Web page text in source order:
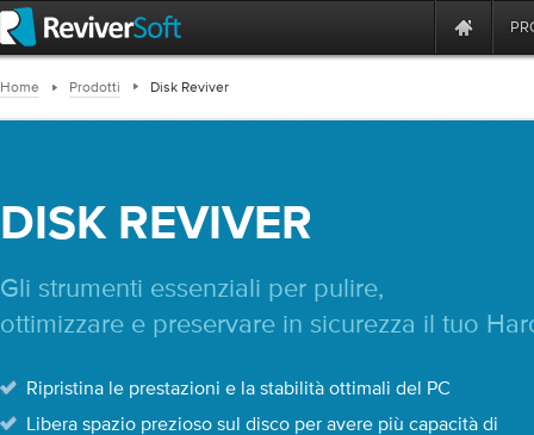
Home Prodotti Disk Reviver
DISK REVIVER
Gli strumenti essenziali per pulire,
ottimizzare e preservare in sicurezza il tuo
Ripristina le prestazioni e la stabilità ottimali del PC
Libera spazio prezioso sul disco per avere più capacità di